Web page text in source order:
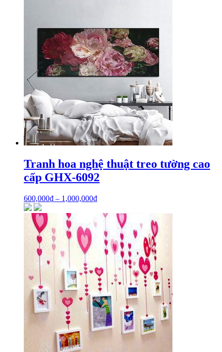
Tranh hoa nghệ thuật treo tường cao
cấp GHX-6092
600,000₫ – 1,000,000₫